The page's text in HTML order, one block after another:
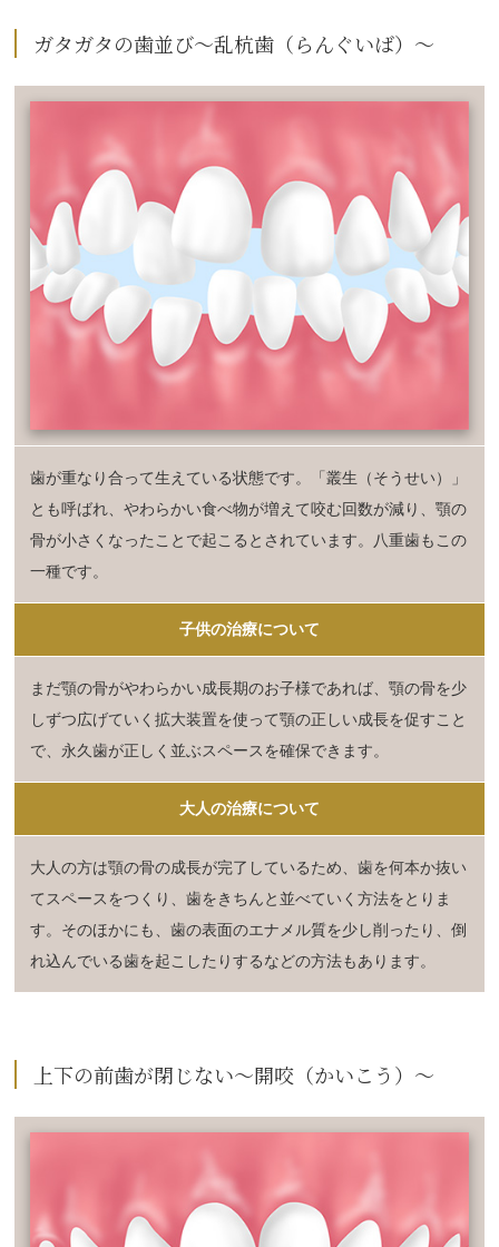
ガタガタの歯並び～乱杭歯（らんぐいば）～
歯が重なり合って生えている状態です。「叢生（そうせい）」
とも呼ばれ、やわらかい食べ物が増えて咬む回数が減り、顎の
骨が小さくなったことで起こるとされています。八重歯もこの
一種です。
子供の治療について
まだ顎の骨がやわらかい成長期のお子様であれば、顎の骨を少
しずつ広げていく拡大装置を使って顎の正しい成長を促すこと
で、永久歯が正しく並ぶスペースを確保できます。
大人の治療について
大人の方は顎の骨の成長が完了しているため、歯を何本か抜い
てスペースをつくり、歯をきちんと並べていく方法をとりま
す。そのほかにも、歯の表面のエナメル質を少し削ったり、倒
れ込んでいる歯を起こしたりするなどの方法もあります。
上下の前歯が閉じない～開咬（かいこう）～